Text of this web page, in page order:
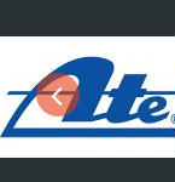
Previous